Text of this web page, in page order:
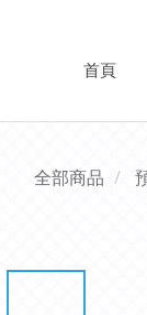
首頁
全部商品